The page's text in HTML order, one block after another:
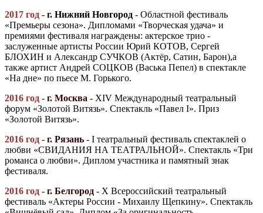
2017 год - г. Нижний Новгород - Областной фестиваль
«Премьеры сезона». Дипломами «Творческая удача» и
премиями фестиваля награждены: актерское трио -
заслуженные артисты России Юрий КОТОВ, Сергей
БЛОХИН и Александр СУЧКОВ (Актёр, Сатин, Барон),а
также артист Андрей СОЦКОВ (Васька Пепел) в спектакле
«На дне» по пьесе М. Горького.
2016 год - г. Москва - ХIV Международный театральный
форум «Золотой Витязь». Спектакль «Павел I». Приз
«Золотой Витязь».
2016 год - г. Рязань - I театральный фестиваль спектаклей о
любви «СВИДАНИЯ НА ТЕАТРАЛЬНОЙ». Спектакль «Три
романса о любви». Диплом участника и памятный знак
фестиваля.
2016 год - г. Белгород - X Всероссийский театральный
фестиваль «Актеры России - Михаилу Щепкину». Спектакль